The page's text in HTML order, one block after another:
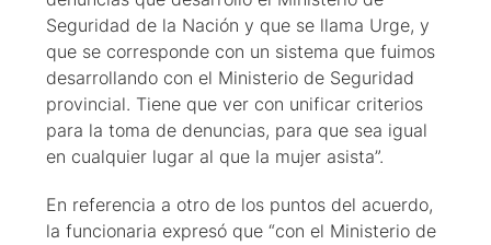
Seguridad de la Nación y que se llama Urge, y
que se corresponde con un sistema que fuimos
desarrollando con el Ministerio de Seguridad
provincial. Tiene que ver con unificar criterios
para la toma de denuncias, para que sea igual
en cualquier lugar al que la mujer asista”.
En referencia a otro de los puntos del acuerdo,
la funcionaria expresó que “con el Ministerio de